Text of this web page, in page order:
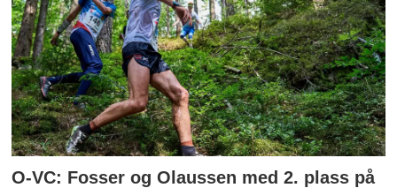
O-VC: Fosser og Olaussen med 2. plass på